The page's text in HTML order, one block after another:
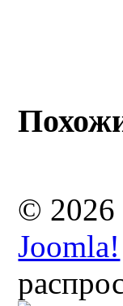
© 2026
Joomla!